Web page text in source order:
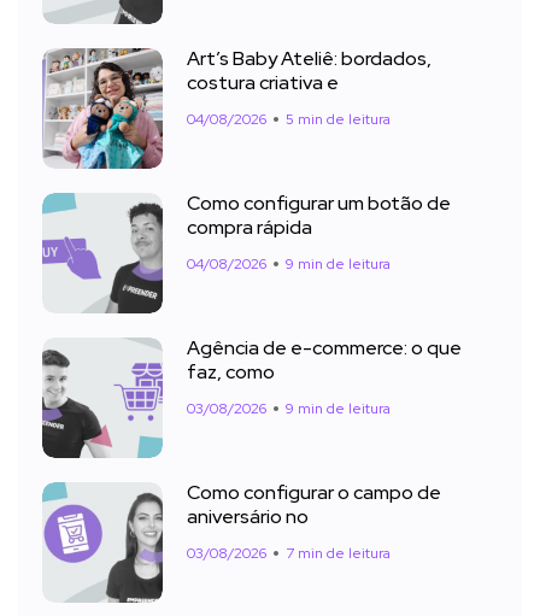
Art’s Baby Ateliê: bordados,
costura criativa e
04/08/2026 5 min de leitura
Como configurar um botão de
compra rápida
04/08/2026 9 min de leitura
Agência de e-commerce: o que
faz, como
03/08/2026 9 min de leitura
Como configurar o campo de
aniversário no
03/08/2026 7 min de leitura